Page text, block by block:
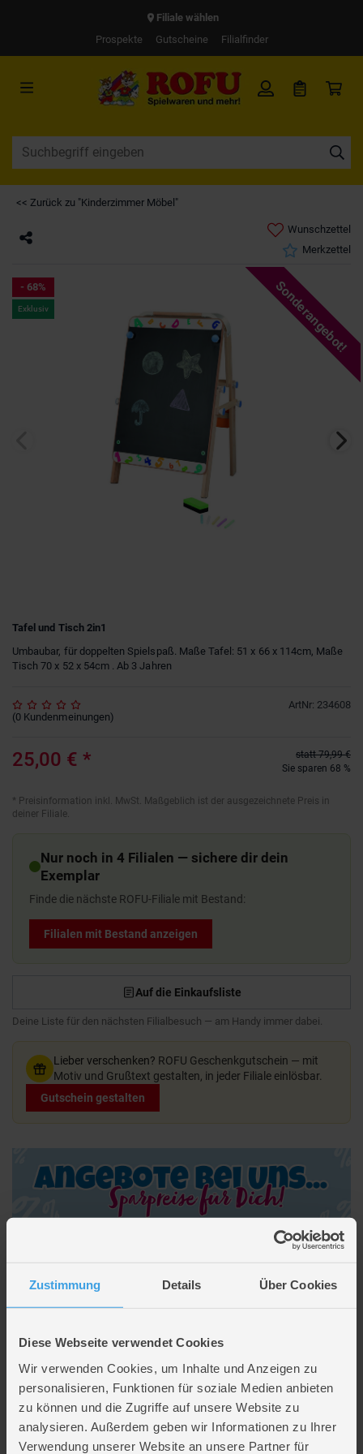
Zustimmung Details Über Cookies
Diese Webseite verwendet Cookies
Wir verwenden Cookies, um Inhalte und Anzeigen zu
personalisieren, Funktionen für soziale Medien anbieten
zu können und die Zugriffe auf unsere Website zu
analysieren. Außerdem geben wir Informationen zu Ihrer
Verwendung unserer Website an unsere Partner für
Filiale wählen
Prospekte
Gutscheine Filialfinder
<< Zurück zu "Kinderzimmer Möbel"
Wunschzettel
Merkzettel
- 68%
Exklusiv Sonderangebot!
Tafel und Tisch 2in1
Umbaubar, für doppelten Spielspaß. Maße Tafel: 51 x 66 x 114cm, Maße
Tisch 70 x 52 x 54cm . Ab 3 Jahren
ArtNr: 234608
(0 Kundenmeinungen)
25,00 € * statt 79,99 €
Sie sparen 68 %
* Preisinformation inkl. MwSt. Maßgeblich ist der ausgezeichnete Preis in
deiner Filiale.
Nur noch in 4 Filialen — sichere dir dein
Exemplar
Finde die nächste ROFU-Filiale mit Bestand:
Filialen mit Bestand anzeigen
Auf die Einkaufsliste
Deine Liste für den nächsten Filialbesuch — am Handy immer dabei.
Lieber verschenken? ROFU Geschenkgutschein — mit
Motiv und Grußtext gestalten, in jeder Filiale einlösbar.
Gutschein gestalten
Tafel und Tisch 2in1
Lieferumfang: 1 x Tafel und Tisch
umbaubar für doppelten Spielspaß
Maße Tafel: ca. 51 x 66 x 114 cm
Maße Tisch: ca. 70 x 52 x 54 cm
Altersempfehlung: ab 3 Jahren